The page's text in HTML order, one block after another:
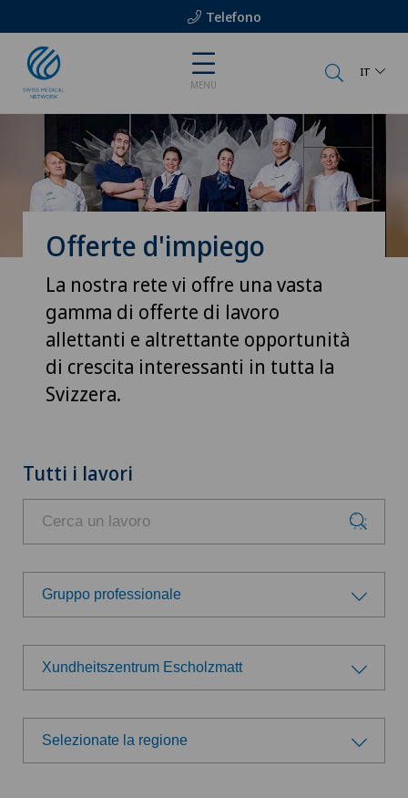
Telefono
MENU
IT
Offerte d'impiego
La nostra rete vi offre una vasta
gamma di offerte di lavoro
allettanti e altrettante opportunità
di crescita interessanti in tutta la
Svizzera.
Tutti i lavori
Gruppo professionale
Gruppo professionale
Amministrazione
Direzione
Xundheitszentrum Escholzmatt
Scegli un ospedale
Swiss Medical Network
Selezionate la regione